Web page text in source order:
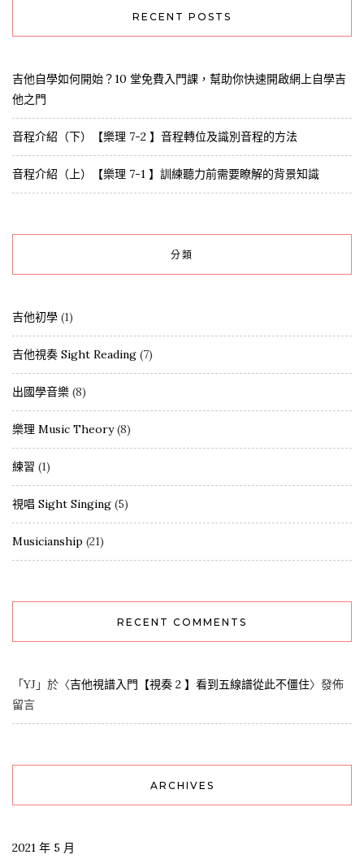
RECENT POSTS
吉他自學如何開始？10 堂免費入門課，幫助你快速開啟網上自學吉
他之門
音程介紹（下）【樂理 7-2 】音程轉位及識別音程的方法
音程介紹（上）【樂理 7-1 】訓練聽力前需要瞭解的背景知識
分類
吉他初學 (1)
吉他視奏 Sight Reading (7)
出國學音樂 (8)
樂理 Music Theory(8)
練習 (1)
視唱 Sight Singing (5)
Musicianship (21)
RECENT COMMENTS
「YJ 」於〈吉他視譜入門【視奏 2 】看到五線譜從此不僵住〉發佈
留言
ARCHIVES
2021 年 5 月